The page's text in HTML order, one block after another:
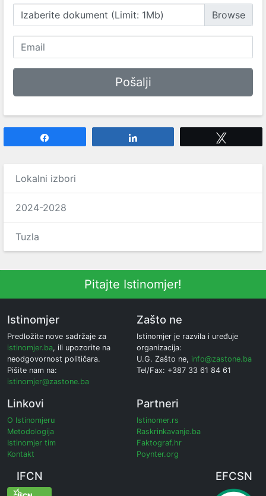
Izaberite dokument (Limit: 1Mb)
Lokalni izbori
2024-2028
Tuzla
Pitajte Istinomjer!
Istinomjer
Predložite nove sadržaje za
istinomjer.ba, ili upozorite na
neodgovornost političara.
Pišite nam na:
istinomjer@zastone.ba
Zašto ne
Istinomjer je razvila i uređuje
organizacija:
U.G. Zašto ne, info@zastone.ba
Tel/Fax: +387 33 61 84 61
Linkovi
O Istinomjeru
Metodologija
Istinomjer tim
Kontakt
Partneri
Istinomer.rs
Raskrinkavanje.ba
Faktograf.hr
Poynter.org
IFCN EFCSN